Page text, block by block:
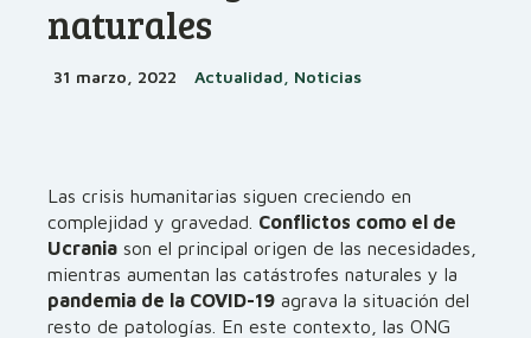
naturales
31 marzo, 2022 Actualidad, Noticias
Las crisis humanitarias siguen creciendo en
complejidad y gravedad. Conflictos como el de
Ucrania son el principal origen de las necesidades,
mientras aumentan las catástrofes naturales y la
pandemia de la COVID-19 agrava la situación del
resto de patologías. En este contexto, las ONG